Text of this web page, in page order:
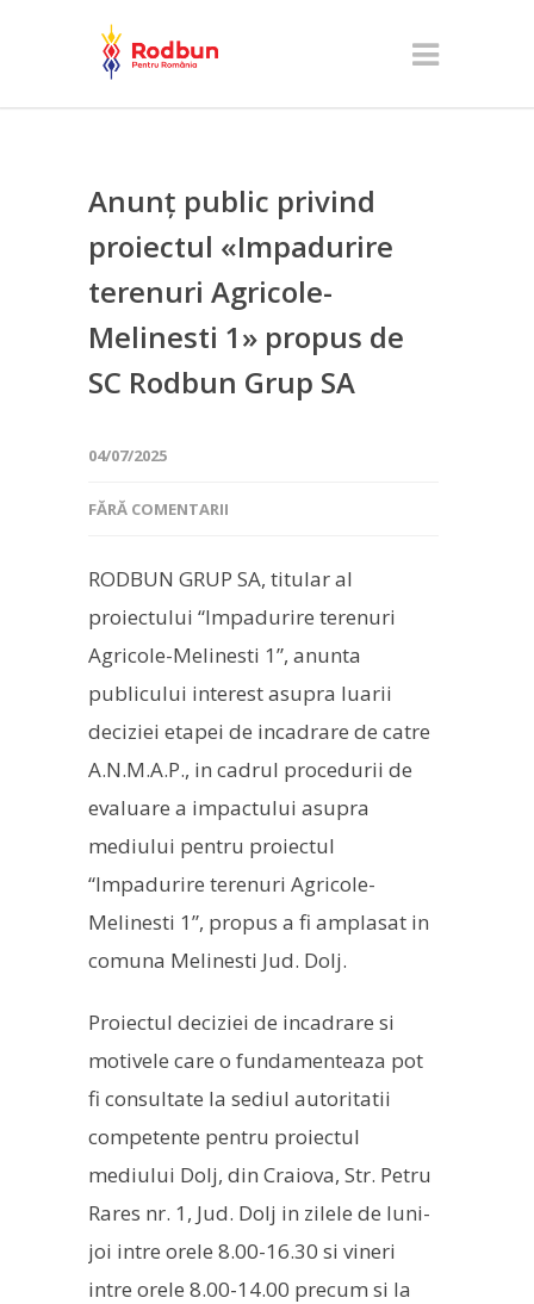
Anunț public privind
proiectul «Impadurire
terenuri Agricole-
Melinesti 1» propus de
SC Rodbun Grup SA
04/07/2025
FĂRĂ COMENTARII
RODBUN GRUP SA, titular al
proiectului “Impadurire terenuri
Agricole-Melinesti 1”, anunta
publicului interest asupra luarii
deciziei etapei de incadrare de catre
A.N.M.A.P., in cadrul procedurii de
evaluare a impactului asupra
mediului pentru proiectul
“Impadurire terenuri Agricole-
Melinesti 1”, propus a fi amplasat in
comuna Melinesti Jud. Dolj.
Proiectul deciziei de incadrare si
motivele care o fundamenteaza pot
fi consultate la sediul autoritatii
competente pentru proiectul
mediului Dolj, din Craiova, Str. Petru
Rares nr. 1, Jud. Dolj in zilele de luni-
joi intre orele 8.00-16.30 si vineri
intre orele 8.00-14.00 precum si la